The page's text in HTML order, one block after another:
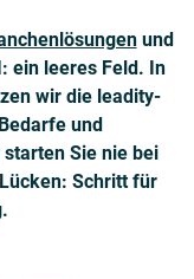
und
ein leeres Feld. In
wir die leadity-
und
Sie nie bei
Schritt für